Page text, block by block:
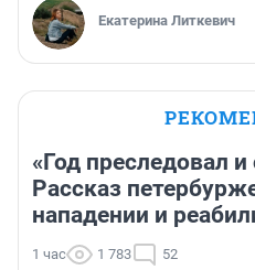
Екатерина Литкевич
«Год преследовал
Рассказ
нападении и
1 час 1 783 52